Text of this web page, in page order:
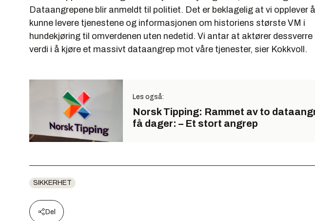
Dataangrepene blir anmeldt til politiet. Det er beklagelig at vi opplever
kunne levere tjenestene og informasjonen om historiens største VM i
hundekjøring til omverdenen uten nedetid. Vi antar at aktører dessverre
verdi i å kjøre et massivt dataangrep mot våre tjenester, sier Kokkvoll.
Les også:
Norsk Tipping: Rammet av to
få dager: – Et stort angrep
SIKKERHET
Del